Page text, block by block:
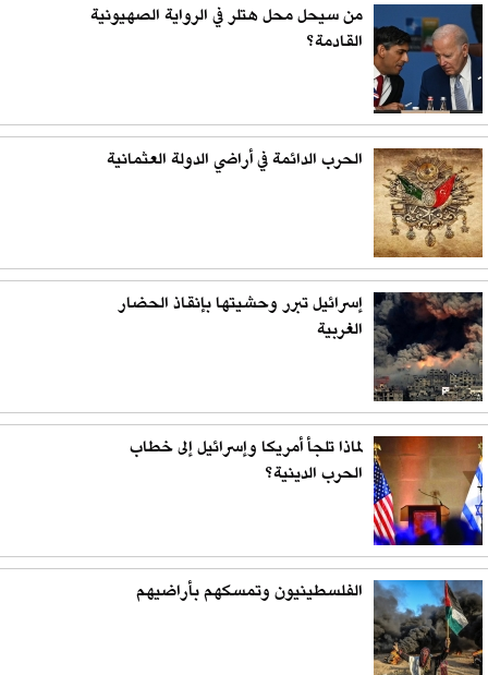
من سيحل محل هتلر في الرواية الصهيونية
القادمة؟
الحرب الدائمة في أراضي الدولة العثمانية
إسرائيل تبرر وحشيتها بإنقاذ الحضار
الغربية
لماذا تلجأ أمريكا وإسرائيل إلى خطاب
الحرب الدينية؟
الفلسطينيون وتمسكهم بأراضيهم